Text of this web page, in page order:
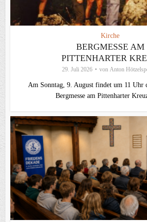
Kirche
BERGMESSE AM
PITTENHARTER
29. Juli 2026 von Anton
Am Sonntag, 9. August findet um 11 Uhr
Bergmesse am Pittenharter